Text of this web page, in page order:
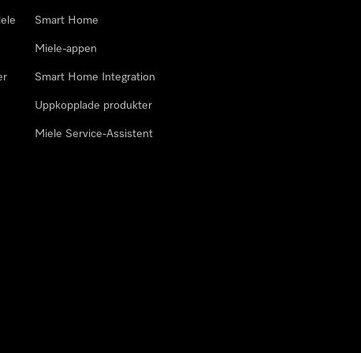
Smart Home
Miele-appen
Smart Home Integration
Uppkopplade produkter
Miele Service-Assistent